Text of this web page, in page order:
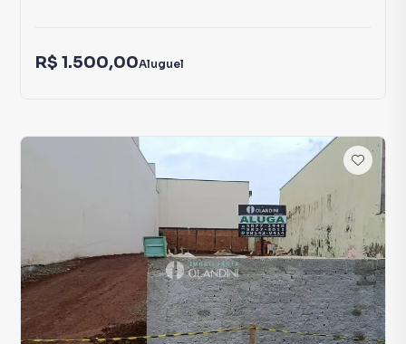
R$ 1.500,00Aluguel